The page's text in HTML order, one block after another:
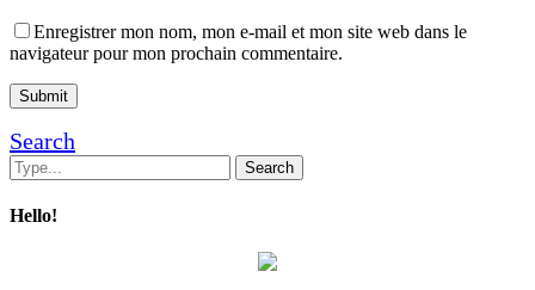
Enregistrer mon nom, mon e-mail et mon site web dans le
navigateur pour mon prochain commentaire.
Search
Hello!